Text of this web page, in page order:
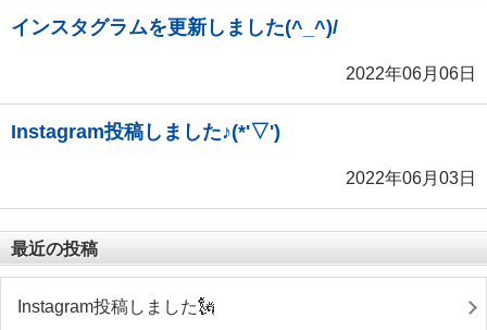
インスタグラムを更新しました(^_^)/
2022年06月06日
Instagram投稿しました♪(*'▽')
2022年06月03日
最近の投稿
Instagram投稿しました🗽